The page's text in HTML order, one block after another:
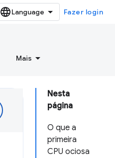
Fazer login
Mais
Nesta
página
O que a
primeira
CPU ociosa